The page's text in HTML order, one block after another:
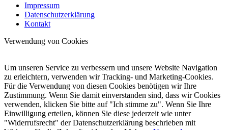
Impressum
Datenschutzerklärung
Kontakt
Verwendung von Cookies
Um unseren Service zu verbessern und unsere Website Navigation
zu erleichtern, verwenden wir Tracking- und Marketing-Cookies.
Für die Verwendung von diesen Cookies benötigen wir Ihre
Zustimmung. Wenn Sie damit einverstanden sind, dass wir Cookies
verwenden, klicken Sie bitte auf "Ich stimme zu". Wenn Sie Ihre
Einwilligung erteilen, können Sie diese jederzeit wie unter
"Widerrufsrecht" der Datenschutzerklärung beschrieben mit